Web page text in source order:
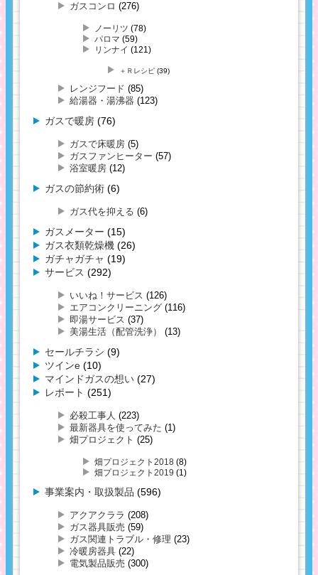
ガスコンロ (276)
ノーリツ (78)
パロマ (59)
リンナイ (121)
＋Ｒレシピ (39)
レンジフード (85)
給湯器・湯沸器 (123)
ガスで暖房 (76)
ガスで床暖房 (5)
ガスファンヒーター (57)
浴室暖房 (12)
ガスの節約術 (6)
ガス代を抑える (6)
ガスメーター (15)
ガス衣類乾燥機 (26)
ガチャガチャ (19)
サービス (292)
いいね！サービス (126)
エアコンクリーニング (116)
即湯サービス (37)
美湯生活（配管洗浄）
(13)
セールチラシ (9)
ツインe (10)
マインドガスの想い (27)
レポート (251)
必殺工事人 (223)
最新器具を使ってみた (1)
畑プロジェクト (25)
畑プロジェクト2018 (8)
畑プロジェクト2019 (1)
事業案内・取扱製品 (596)
アクアクララ (208)
ガス器具販売 (59)
ガス関連トラブル・修理 (23)
冷暖房器具 (22)
電気製品販売 (300)